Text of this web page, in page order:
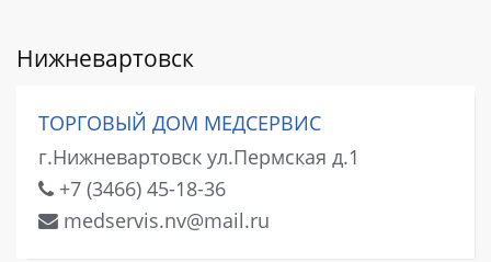
Нижневартовск
ТОРГОВЫЙ ДОМ МЕДСЕРВИС
г.Нижневартовск ул.Пермская д.1
+7 (3466) 45-18-36
medservis.nv@mail.ru